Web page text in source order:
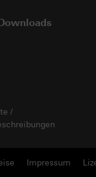
/
Impressum